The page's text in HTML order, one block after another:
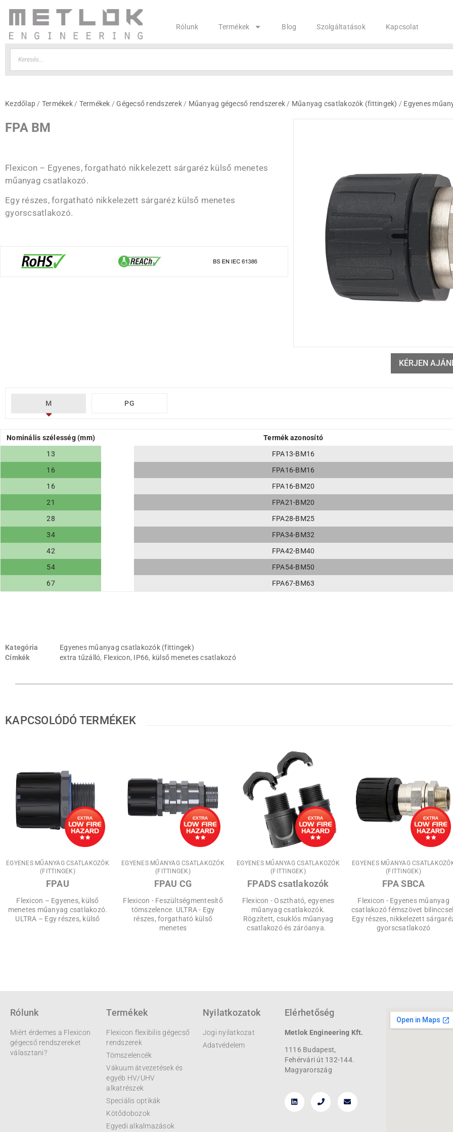
Rólunk Termékek Blog Szolgáltatások Kapcsolat
Kezdőlap / Termékek/ Termékek /Gégecső rendszerek/ Műanyag gégecső rendszerek / Műanyag csatlakozók (fittingek) / Egyenes
FPA BM
Flexicon – Egyenes, forgatható nikkelezett sárgaréz külső menetes
műanyag csatlakozó.
Egy részes, forgatható nikkelezett sárgaréz külső menetes
gyorscsatlakozó.
KÉRJEN
M PG
Nominális szélesség (mm) Termék azonosító
13
FPA13-BM16
16
FPA16-BM16
16
FPA16-BM20
21
FPA21-BM20
28
FPA28-BM25
34
FPA34-BM32
42
FPA42-BM40
54
FPA54-BM50
67
FPA67-BM63
Kategória
Egyenes műanyag csatlakozók (fittingek)
Címkék
extra tűzálló, Flexicon, IP66, külső menetes csatlakozó
KAPCSOLÓDÓ TERMÉKEK
EGYENES MŰANYAG CSATLAKOZÓK
(FITTINGEK)
FPAU
Flexicon – Egyenes, külső
menetes műanyag csatlakozó.
ULTRA – Egy részes, külső
EGYENES MŰANYAG CSATLAKOZÓK
(FITTINGEK)
FPAU CG
Flexicon - Feszültségmentesítő
tömszelence. ULTRA - Egy
részes, forgatható külső
menetes
EGYENES MŰANYAG CSATLAKOZÓK
(FITTINGEK)
FPADS csatlakozók
Flexicon - Osztható, egyenes
műanyag csatlakozók.
Rögzített, csuklós műanyag
csatlakozó és záróanya.
EGYENES MŰANYAG
(FITTINGEK)
FPA SBCA
Flexicon - Egyenes műanyag
csatlakozó fémszövet
Egy részes, nikkelezett
gyorscsatlakozó
Rólunk
Miért érdemes a Flexicon
gégecső rendszereket
választani?
Termékek
Flexicon flexibilis gégecső
rendszerek
Tömszelencék
Vákuum átvezetések és
egyéb HV/UHV
alkatrészek
Speciális optikák
Kötődobozok
Egyedi alkalmazások
Nyilatkozatok
Jogi nyilatkozat
Adatvédelem
Elérhetőség
Metlok Engineering Kft.
1116 Budapest,
Fehérvári út 132-144.
Magyarország